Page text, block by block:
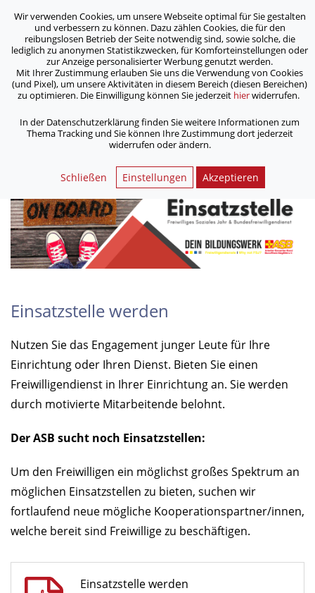
ASB Bonn/Rhein-Sieg/Eifel e.V.
bewegt Menschen
Einsatzstelle werden
Home / Freiwillig aktiv im ASB / Freiwilliges Soziales Jahr
/ Einsatzstelle werden
Einsatzstelle werden
Nutzen Sie das Engagement junger Leute für Ihre
Einrichtung oder Ihren Dienst. Bieten Sie einen
Freiwilligendienst in Ihrer Einrichtung an. Sie werden
durch motivierte Mitarbeitende belohnt.
Der ASB sucht noch Einsatzstellen:
Um den Freiwilligen ein möglichst großes Spektrum an
möglichen Einsatzstellen zu bieten, suchen wir
fortlaufend neue mögliche Kooperationspartner/innen,
welche bereit sind Freiwillige zu beschäftigen.
Einsatzstelle werden
Wir verwenden Cookies, um unsere Webseite optimal für Sie gestalten
und verbessern zu können. Dazu zählen Cookies, die für den
reibungslosen Betrieb der Seite notwendig sind, sowie solche, die
lediglich zu anonymen Statistikzwecken, für Komforteinstellungen oder
zur Anzeige personalisierter Werbung genutzt werden.
Mit Ihrer Zustimmung erlauben Sie uns die Verwendung von Cookies
(und Pixel), um unsere Aktivitäten in diesem Bereich (diesen Bereichen)
zu optimieren. Die Einwilligung können Sie jederzeit hierwiderrufen.
In der Datenschutzerklärung finden Sie weitere Informationen zum
Thema Tracking und Sie können Ihre Zustimmung dort jederzeit
widerrufen oder ändern.
Schließen Einstellungen Akzeptieren